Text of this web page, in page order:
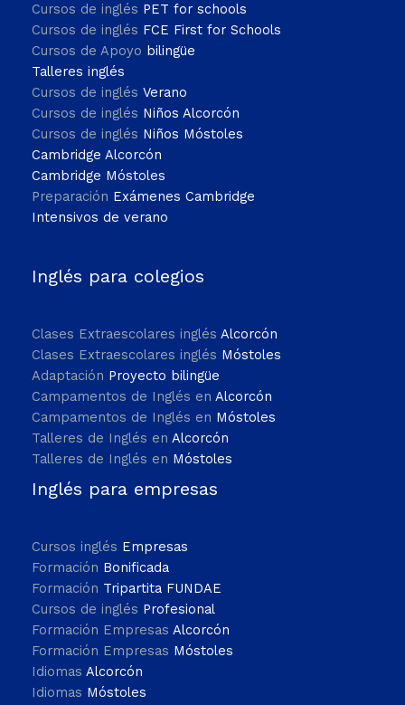
Cursos de inglés PET for schools
Cursos de inglés FCE First for Schools
Cursos de Apoyo bilingüe
Talleres inglés
Cursos de inglés Verano
Cursos de inglés Niños Alcorcón
Cursos de inglés Niños Móstoles
Cambridge Alcorcón
Cambridge Móstoles
Preparación Exámenes Cambridge
Intensivos de verano
Inglés para colegios
Clases Extraescolares inglés Alcorcón
Clases Extraescolares inglés Móstoles
Adaptación Proyecto bilingüe
Campamentos de Inglés en Alcorcón
Campamentos de Inglés en Móstoles
Talleres de Inglés en Alcorcón
Talleres de Inglés en Móstoles
Inglés para empresas
Cursos inglés Empresas
Formación Bonificada
Formación Tripartita FUNDAE
Cursos de inglés Profesional
Formación Empresas Alcorcón
Formación Empresas Móstoles
Idiomas Alcorcón
Idiomas Móstoles